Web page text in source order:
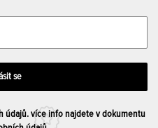
údajů. více info najdete v dokumentu